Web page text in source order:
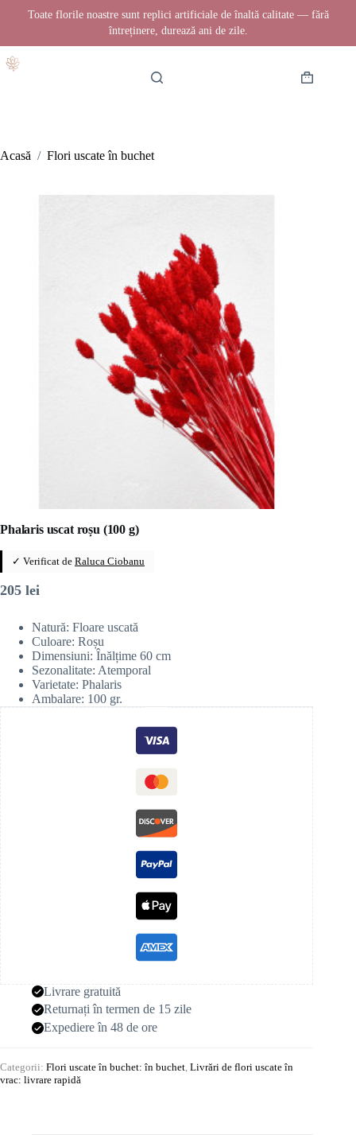
Toate florile noastre sunt replici artificiale de înaltă calitate — fără
întreținere, durează ani de zile.
la
Coș
Acasă / Flori uscate în buchet
Phalaris uscat roșu (100 g)
✓ Verificat de Raluca Ciobanu
205 lei
Natură: Floare uscată
Culoare: Roșu
Dimensiuni: Înălțime 60 cm
Sezonalitate: Atemporal
Varietate: Phalaris
Ambalare: 100 gr.
Livrare gratuită
Returnați în termen de 15 zile
Expediere în 48 de ore
Categorii: Flori uscate în buchet: în buchet, Livrări de flori uscate în
vrac: livrare rapidă